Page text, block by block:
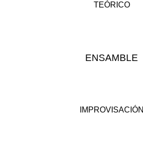
TEÓRICO
ENSAMBLE
IMPROVISACIÓN